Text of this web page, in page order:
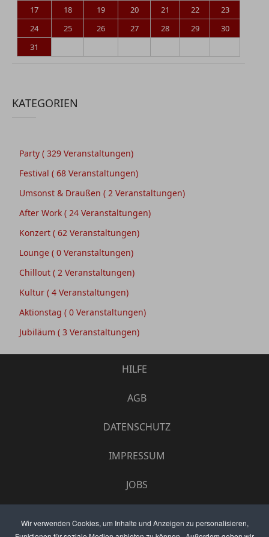
Wir verwenden Cookies, um Inhalte und Anzeigen zu personalisieren,
17
18 19 20 21 22
23
24
25 26 27 28 29
30
31
KATEGORIEN
Party ( 329 Veranstaltungen)
Festival ( 68 Veranstaltungen)
Umsonst & Draußen ( 2 Veranstaltungen)
After Work ( 24 Veranstaltungen)
Konzert ( 62 Veranstaltungen)
Lounge ( 0 Veranstaltungen)
Chillout ( 2 Veranstaltungen)
Kultur ( 4 Veranstaltungen)
Aktionstag ( 0 Veranstaltungen)
Jubiläum ( 3 Veranstaltungen)
HILFE
AGB
DATENSCHUTZ
IMPRESSUM
JOBS